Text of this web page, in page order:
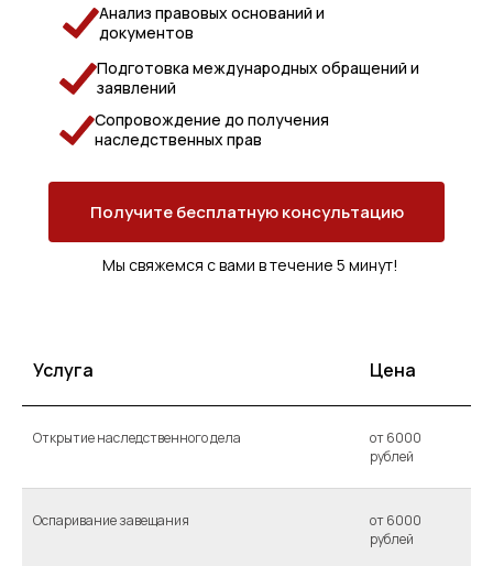
Получите бесплатную консультацию
Мы свяжемся с вами в течение 5 минут!
Анализ правовых оснований и
документов
Подготовка международных обращений и
заявлений
Сопровождение до получения
наследственных прав
Услуга Цена
Открытие наследственного дела
от 6000
рублей
Оспаривание завещания
от 6000
рублей